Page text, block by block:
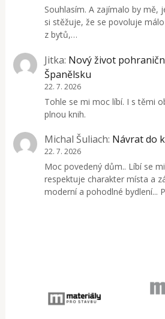
Souhlasím. A zajímalo by mě,
si stěžuje, že se povoluje
z bytů,…
Jitka: Nový život
Španělsku
22. 7. 2026
Tohle se mi moc líbí. I s těmi
plnou knih.
Michal Šuliach: Návrat do
22. 7. 2026
Moc povedený dům.. Líbí se
respektuje charakter místa a
moderní a pohodlné bydlení...